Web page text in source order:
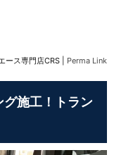
ース専門店CRS Perma Link
施工！トラン